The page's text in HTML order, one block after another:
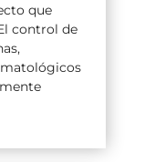
que
control de